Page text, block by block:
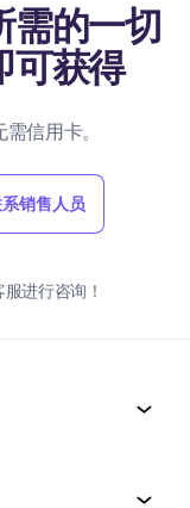
需的一切
可获得
需信用卡。
销售人员
进行咨询！